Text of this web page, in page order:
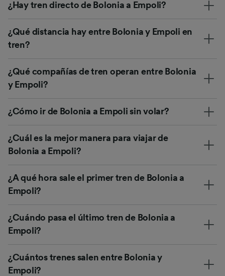
¿Hay tren directo de Bolonia a Empoli?
¿Qué distancia hay entre Bolonia y Empoli en
tren?
¿Qué compañías de tren operan entre Bolonia
y Empoli?
¿Cómo ir de Bolonia a Empoli sin volar?
¿Cuál es la mejor manera para viajar de
Bolonia a Empoli?
¿A qué hora sale el primer tren de Bolonia a
Empoli?
¿Cuándo pasa el último tren de Bolonia a
Empoli?
¿Cuántos trenes salen entre Bolonia y
Empoli?